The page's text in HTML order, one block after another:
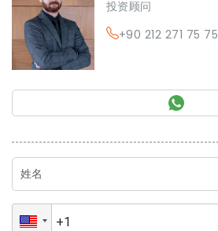
投资顾问
+90 212 271 75 75